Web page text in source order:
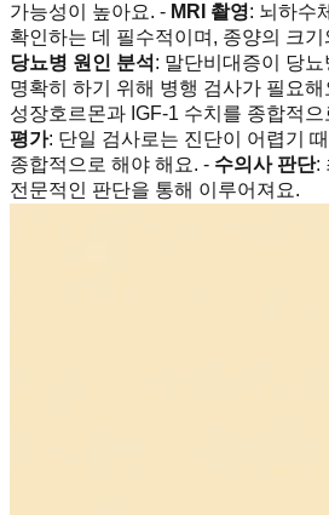
가능성이 높아요. - MRI 촬영: 뇌하수
확인하는 데 필수적이며, 종양의 크
당뇨병 원인 분석 : 말단비대증이 당
명확히 하기 위해 병행 검사가 필요해
성장호르몬과 IGF-1 수치를 종합적
평가: 단일 검사로는 진단이 어렵기
종합적으로 해야 해요. - 수의사 판단:
전문적인 판단을 통해 이루어져요.